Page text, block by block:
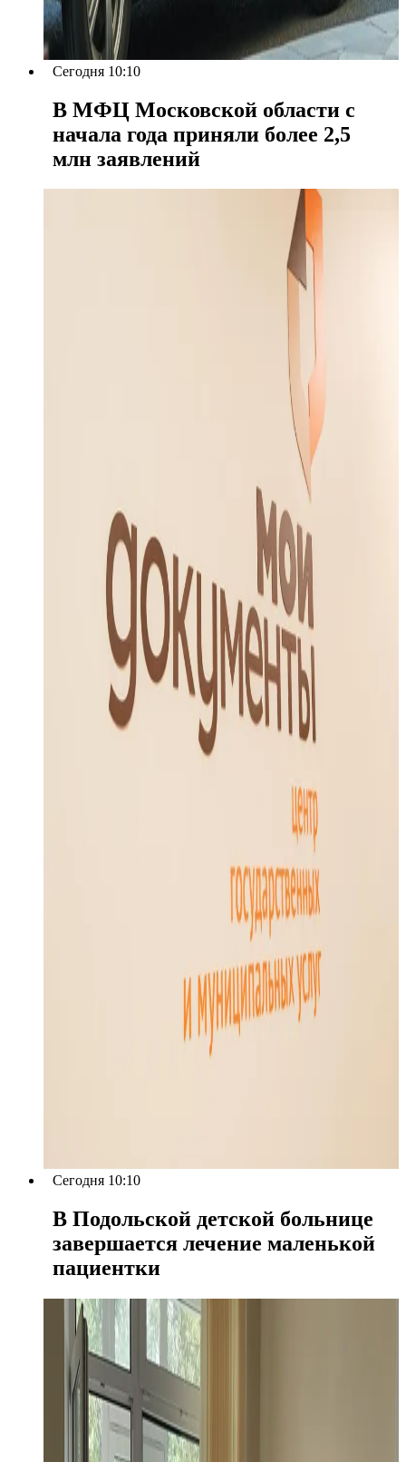
Сегодня 10:10
В МФЦ Московской области с
начала года приняли более 2,5
млн заявлений
Сегодня 10:10
В Подольской детской больнице
завершается лечение маленькой
пациентки